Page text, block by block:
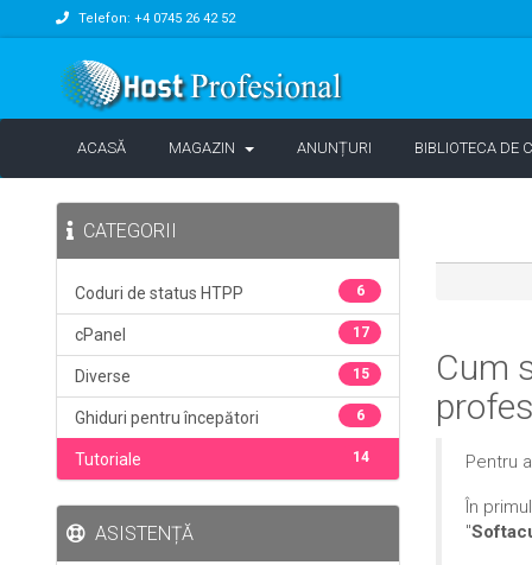
Telefon: +4 0745 26 42 52
ACASĂ MAGAZIN ANUNȚURI BIBLIOTECA DE
CATEGORII
6
Coduri de status HTPP
17
cPanel
15
Diverse
6
Ghiduri pentru începători
14
Tutoriale
Cum
Pentru
În
"
ASISTENȚĂ